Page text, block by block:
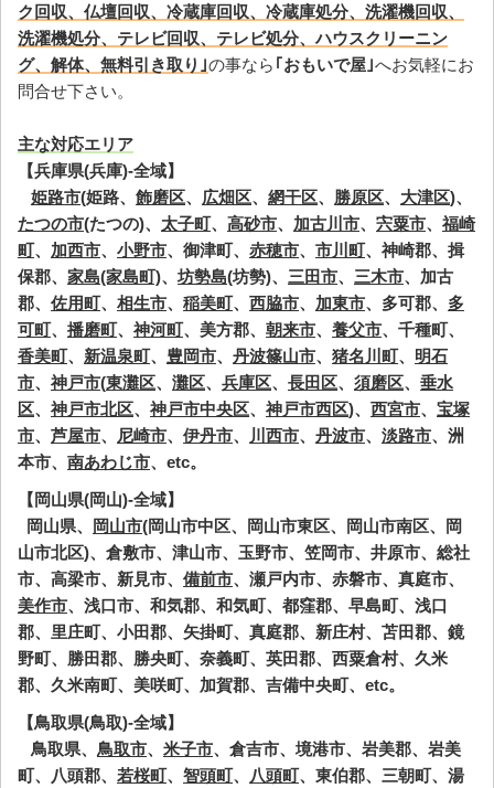
ク回収、仏壇回収、冷蔵庫回収、冷蔵庫処分、洗濯機回収、
洗濯機処分、テレビ回収、テレビ処分、ハウスクリーニン
グ、解体、無料引き取り｣の事なら ｢おもいで屋｣へお気軽にお
問合せ下さい。
主な対応エリア
【兵庫県(兵庫)-全域】
姫路市(姫路、 飾磨区、 広畑区、 網干区、 勝原区、 大津区)、
たつの市(たつの)、 太子町、 高砂市、 加古川市、 宍粟市、 福崎
町、 加西市、 小野市、御津町、 赤穂市、 市川町、神崎郡、揖
保郡、 家島(家島町)、坊勢島(坊勢)、 三田市、 三木市、加古
郡、 佐用町、 相生市、 稲美町、 西脇市、 加東市、多可郡、 多
可町、 播磨町、 神河町、美方郡、 朝来市、 養父市、千種町、
香美町、 新温泉町、 豊岡市、 丹波篠山市、 猪名川町、 明石
市、 神戸市(東灘区、 灘区、 兵庫区、 長田区、 須磨区、 垂水
区、 神戸市北区、 神戸市中央区、 神戸市西区)、 西宮市、 宝塚
市、 芦屋市、 尼崎市、 伊丹市、 川西市、 丹波市、 淡路市、洲
本市、 南あわじ市、etc。
【岡山県(岡山)-全域】
岡山県、
岡山市(岡山市中区、岡山市東区、岡山市南区、岡
山市北区)、倉敷市、津山市、玉野市、笠岡市、井原市、総社
市、高梁市、新見市、 備前市、瀬戸内市、赤磐市、真庭市、
美作市、浅口市、和気郡、和気町、都窪郡、早島町、浅口
郡、里庄町、小田郡、矢掛町、真庭郡、新庄村、苫田郡、鏡
野町、勝田郡、勝央町、奈義町、英田郡、西粟倉村、久米
郡、久米南町、美咲町、加賀郡、吉備中央町、etc。
【鳥取県(鳥取)-全域】
鳥取県、 鳥取市、 米子市、倉吉市、境港市、岩美郡、岩美
町、八頭郡、 若桜町、 智頭町、 八頭町、東伯郡、三朝町、湯